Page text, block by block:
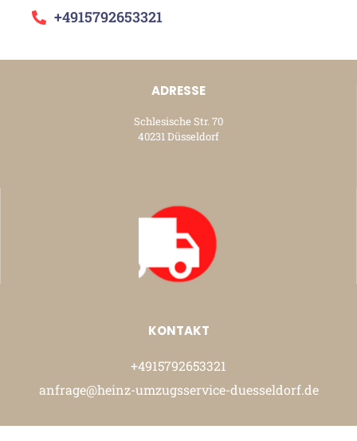
+4915792653321
ADRESSE
Schlesische Str. 70
40231 Düsseldorf
KONTAKT
+4915792653321
anfrage@heinz-umzugsservice-duesseldorf.de